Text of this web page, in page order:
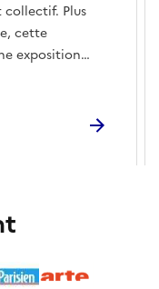
collectif. Plus
cette
exposition
d’exposition
création
tout au
menés